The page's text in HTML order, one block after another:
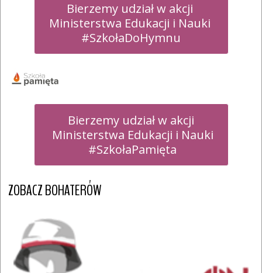
Bierzemy udział w akcji
Ministerstwa Edukacji i Nauki
#SzkołaDoHymnu
Bierzemy udział w akcji
#SzkołaPamięta
ZOBACZ BOHATERÓW